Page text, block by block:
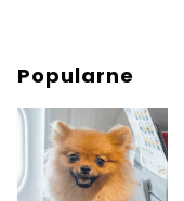
Popularne